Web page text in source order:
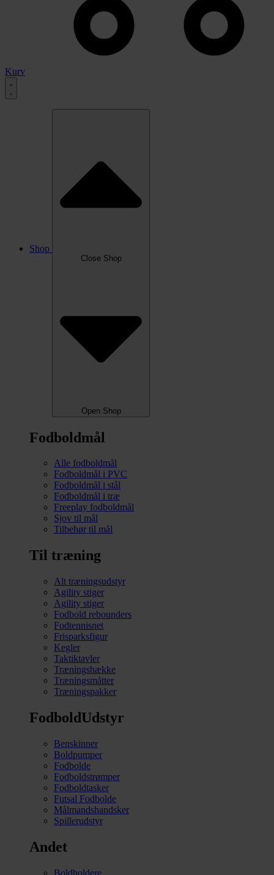
Kurv
Shop
Close Shop
Open Shop
Fodboldmål
Alle fodboldmål
Fodboldmål i PVC
Fodboldmål i stål
Fodboldmål i træ
Freeplay fodboldmål
Sjov til mål
Tilbehør til mål
Til træning
Alt træningsudstyr
Agility stiger
Agility stiger
Fodbold rebounders
Fodtennisnet
Frisparksfigur
Kegler
Taktiktavler
Træningshække
Træningsmåtter
Træningspakker
FodboldUdstyr
Benskinner
Boldpumper
Fodbolde
Fodboldstrømper
Fodboldtasker
Futsal Fodbolde
Målmandshandsker
Spillerudstyr
Andet
Boldholdere